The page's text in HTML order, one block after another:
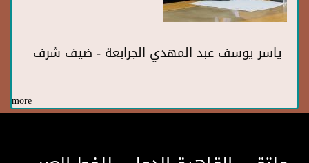
ياسر يوسف عبد المهدي الجرابعة - ضيف شرف
more